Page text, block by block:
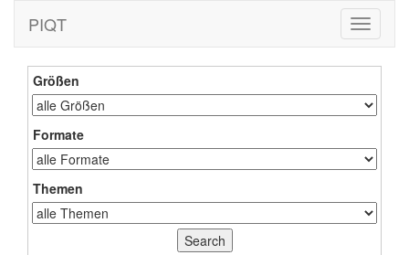
Toggle
PIQT
Größen
Formate
Themen